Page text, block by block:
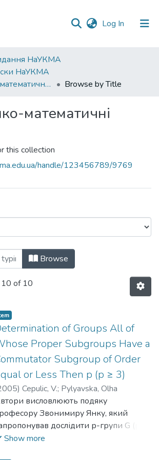
Log In (current)
НаУКМА
НаУКМА
039: Фізико-математичні науки
Browse by Title
математичні
this collection
handle/123456789/9769
Фізико-математичні
Browse
of 10
of Groups All of
Proper Subgroups Have a
Subgroup of Order
or Less Then p (p ≥ 3)
) Cepulic, V.; Pylyavska, Olha
висловлюють подяку
Звонимиру Янку, який
дослідити р-групи G (р
в яких кожна власна підгрупа або
Show more